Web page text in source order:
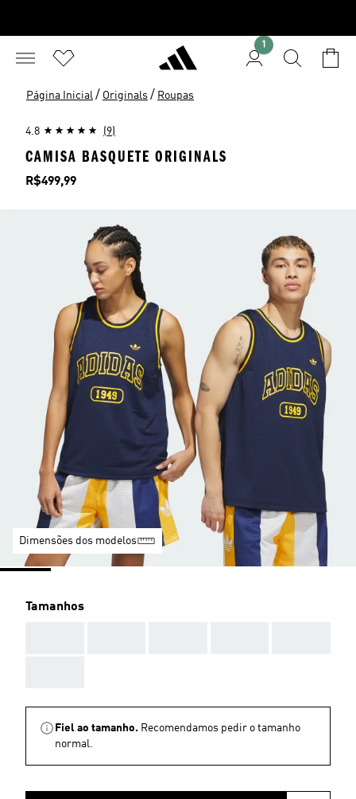
1
Página Inicial / Originals / Roupas
4.8 (9)
CAMISA BASQUETE ORIGINALS
Preço
R$499,99
Dimensões dos modelos
Tamanhos
Fiel ao tamanho. Recomendamos pedir o tamanho
normal.